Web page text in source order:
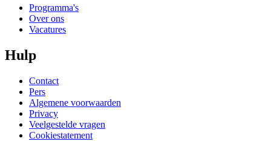
Programma's
Over ons
Vacatures
Hulp
Contact
Pers
Algemene voorwaarden
Privacy
Veelgestelde vragen
Cookiestatement